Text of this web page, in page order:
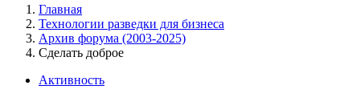
Главная
Технологии разведки для бизнеса
Архив форума (2003-2025)
Сделать доброе
Активность